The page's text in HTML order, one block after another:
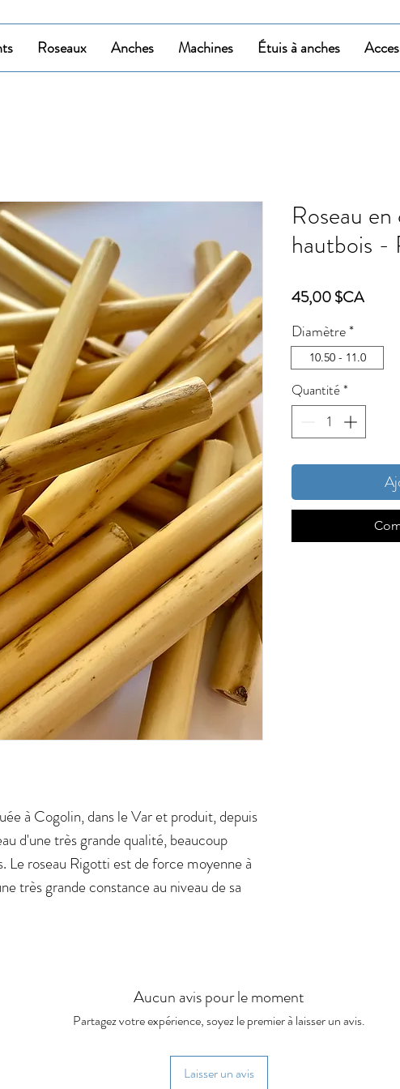
Roseaux Anches Machines Étuis à anches
à Cogolin, dans le Var et produit, depuis
d'une très grande qualité, beaucoup
Le roseau Rigotti est de force moyenne à
très grande constance au niveau de sa
Roseau
hautbois -
45,00 $CAPrix
Diamètre*
10.50 - 11.0
Quantité*
Aucun avis pour le moment
Partagez votre expérience, soyez le premier à laisser un avis.
Laisser un avis